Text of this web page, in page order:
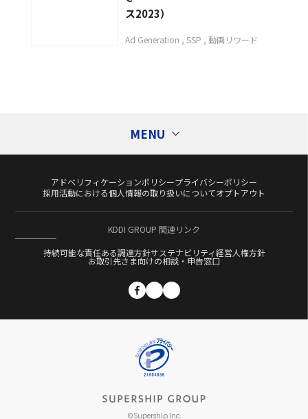
ス2023）
Ad Generation SSP 動画リワード
MENU
タグ
1st Partyデータ活用
Ad Generation
DMP DSP
Flipdesk
Fortuna GDPR
GumGum
ScaleOut
SMS配信
SSP
Supership Search Solution（S4）
UltraImpression
アドベリフィケーション
ダイレクトマーケティング
カテゴリー
コラム
アドベリフィケーションポリシープライバシーポリシー
採用活動における個人情報の取り扱いについてオプトアウト
KDDI GROUP 関連リンク
持続可能な責任ある調達方針サステナビリティ経営人権方針
お取引先さま向けの相談・申告窓口
© Supership Inc.